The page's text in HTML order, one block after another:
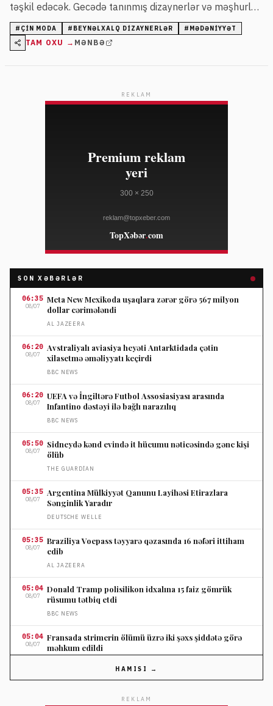
təşkil edəcək. Gecədə tanınmış dizaynerlər və məşhurlar
iştirak edəcək.
# ÇIN MODA # BEYNƏLXALQ DIZAYNERLƏR # MƏDƏNIYYƏT
TAM OXU → MƏNBƏ
REKLAM
SON XƏBƏRLƏR
06:35
08/07
Meta New Mexikoda uşaqlara zərər görə 567 milyon
dollar cərimələndi
AL JAZEERA
06:20
08/07
Avstraliyalı aviasiya heyəti Antarktidada çətin
xilasetmə əməliyyatı keçirdi
BBC NEWS
06:20
08/07
UEFA və İngiltərə Futbol Assosiasiyası arasında
Infantino dəstəyi ilə bağlı narazılıq
BBC NEWS
05:50
08/07
Sidneydə kənd evində it hücumu nəticəsində gənc kişi
ölüb
THE GUARDIAN
05:35
08/07
Argentina Mülkiyyət Qanunu Layihəsi Etirazlara
Sənginlik Yaradır
DEUTSCHE WELLE
05:35
08/07
Braziliya Voepass təyyarə qəzasında 16 nəfəri ittiham
edib
AL JAZEERA
05:04
08/07
Donald Tramp polisilikon idxalına 15 faiz gömrük
rüsumu tətbiq etdi
BBC NEWS
05:04
08/07
Fransada strimerin ölümü üzrə iki şəxs şiddətə görə
məhkum edildi
HAMISI →
REKLAM